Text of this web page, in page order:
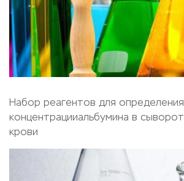
Набор реагентов для определения
концентрацииальбумина в
крови